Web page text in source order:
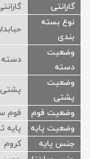
گارانتی
نوع بسته
بندی
وضعیت
دسته
دسته
وضعیت
پشتی
پشتی
وضعیت فوم
فوم
وضعیت پایه
پایه
جنس پایه
کروم